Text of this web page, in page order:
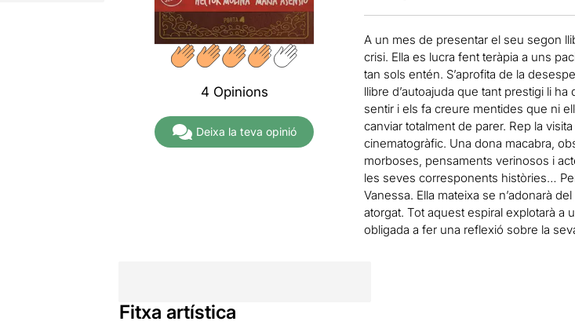
4 Opinions
Deixa la teva opinió
A un mes de presentar el seu segon
crisi. Ella es lucra fent teràpia a uns
tan sols entén. S’aprofita de la
llibre d’autoajuda que tant prestigi li
sentir i els fa creure mentides que ni
canviar totalment de parer. Rep la
cinematogràfic. Una dona macabra,
morboses, pensaments verinosos i
les seves corresponents històries…
Vanessa. Ella mateixa se n’adonarà
atorgat. Tot aquest espiral explotarà a
obligada a fer una reflexió sobre la
Fitxa artística